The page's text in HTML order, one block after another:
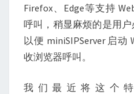
Firefox、Edge等支持
呼叫，稍显麻烦的是用户
以便 miniSIPServer 启动
收浏览器呼叫。
我们最近将这个